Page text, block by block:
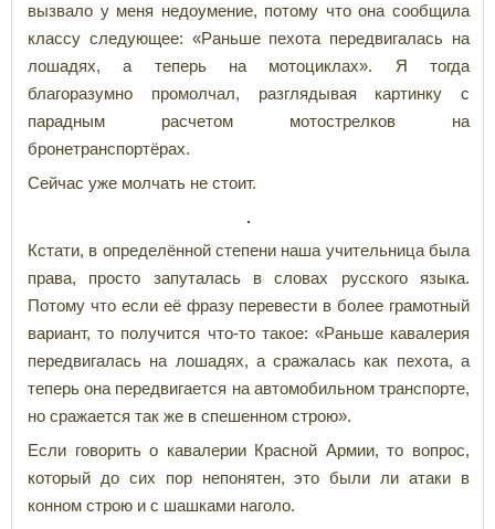
вызвало у меня недоумение, потому что она сообщила
классу следующее: «Раньше пехота передвигалась на
лошадях, а теперь на мотоциклах». Я тогда
благоразумно промолчал, разглядывая картинку с
парадным расчетом мотострелков на
бронетранспортёрах.
Сейчас уже молчать не стоит.
Кстати, в определённой степени наша учительница была
права, просто запуталась в словах русского языка.
Потому что если её фразу перевести в более грамотный
вариант, то получится что-то такое: «Раньше кавалерия
передвигалась на лошадях, а сражалась как пехота, а
теперь она передвигается на автомобильном транспорте,
но сражается так же в спешенном строю».
Если говорить о кавалерии Красной Армии, то вопрос,
который до сих пор непонятен, это были ли атаки в
конном строю и с шашками наголо.